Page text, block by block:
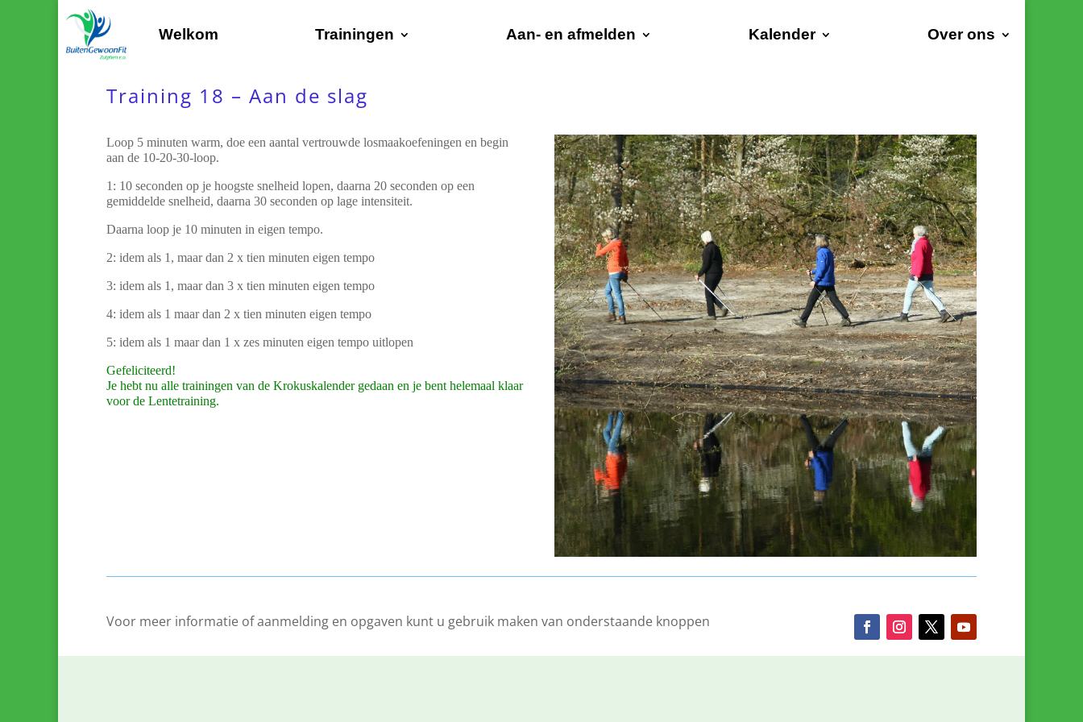
Welkom Trainingen Aan- en afmelden Kalender Over ons
Training 18 – Aan de slag
Loop 5 minuten warm, doe een aantal vertrouwde losmaakoefeningen en begin
aan de 10-20-30-loop.
1: 10 seconden op je hoogste snelheid lopen, daarna 20 seconden op een
gemiddelde snelheid, daarna 30 seconden op lage intensiteit.
Daarna loop je 10 minuten in eigen tempo.
2: idem als 1, maar dan 2 x tien minuten eigen tempo
3: idem als 1, maar dan 3 x tien minuten eigen tempo
4: idem als 1 maar dan 2 x tien minuten eigen tempo
5: idem als 1 maar dan 1 x zes minuten eigen tempo uitlopen
Gefeliciteerd!
Je hebt nu alle trainingen van de Krokuskalender gedaan en je bent helemaal klaar
voor de Lentetraining.
Voor meer informatie of aanmelding en opgaven kunt u gebruik maken van onderstaande knoppen